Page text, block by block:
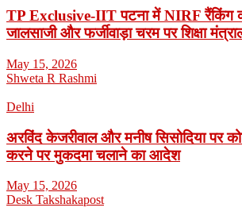
TP Exclusive-IIT पटना में NIRF रैंकिंग
जालसाजी और फर्जीवाड़ा चरम पर शिक्षा
May 15, 2026
Shweta R Rashmi
Delhi
अरविंद केजरीवाल और मनीष सिसोदिया पर
करने पर मुकदमा चलाने का आदेश
May 15, 2026
Desk Takshakapost